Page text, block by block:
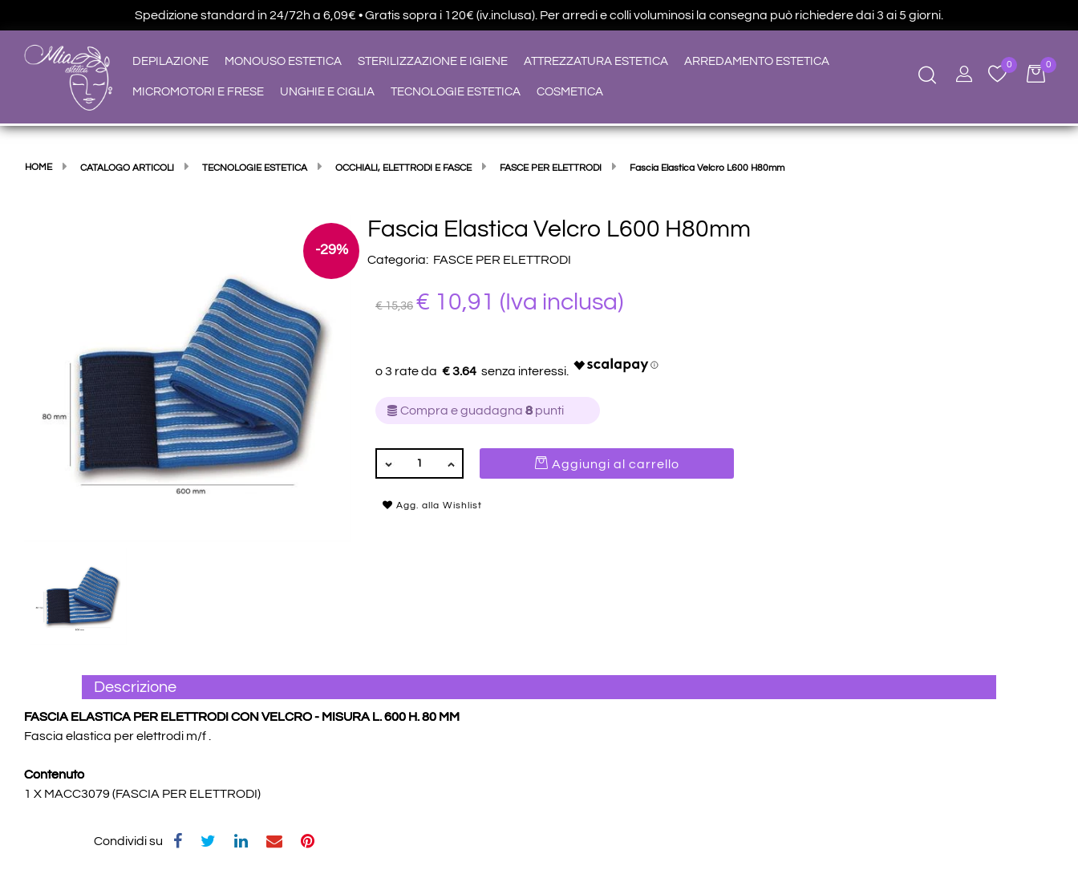
Spedizione standard in 24/72h a 6,09€ • Gratis sopra i 120€ (iv.inclusa). Per arredi e colli voluminosi la consegna può richiedere dai 3 ai 5 giorni.
DEPILAZIONE MONOUSO ESTETICA STERILIZZAZIONE E IGIENE ATTREZZATURA ESTETICA ARREDAMENTO ESTETICA
MICROMOTORI E FRESE UNGHIE E CIGLIA TECNOLOGIE ESTETICA COSMETICA
0 0
HOME CATALOGO ARTICOLI TECNOLOGIE ESTETICA OCCHIALI, ELETTRODI E FASCE FASCE PER ELETTRODI Fascia Elastica Velcro L600 H80mm
-29%
Fascia Elastica Velcro L600 H80mm
Categoria: FASCE PER ELETTRODI
€ 15,36 € 10,91 (Iva inclusa)
€ 3.64
Compra e guadagna 8 punti
QUANTITÀ
Aggiungi al carrello
Agg. alla Wishlist
Descrizione
FASCIA ELASTICA PER ELETTRODI CON VELCRO - MISURA L. 600 H. 80 MM
Fascia elastica per elettrodi m/f .
Contenuto
1 X MACC3079 (FASCIA PER ELETTRODI)
Condividi su